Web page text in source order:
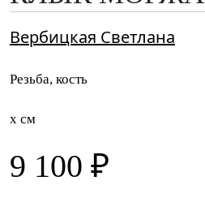
Вербицкая Светлана
Резьба, кость
x см
9 100 ₽